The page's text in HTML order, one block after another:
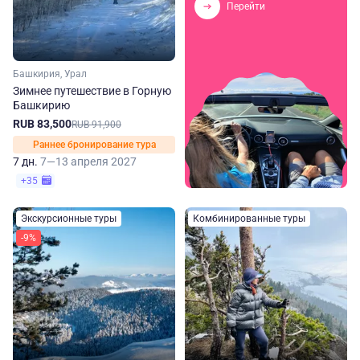
Башкирия, Урал
Зимнее путешествие в Горную
Башкирию
RUB 83,500RUB 91,900
Раннее бронирование тура
7 дн. 7—13 апреля 2027
+35
Перейти
Экскурсионные туры
-9%
Комбинированные туры